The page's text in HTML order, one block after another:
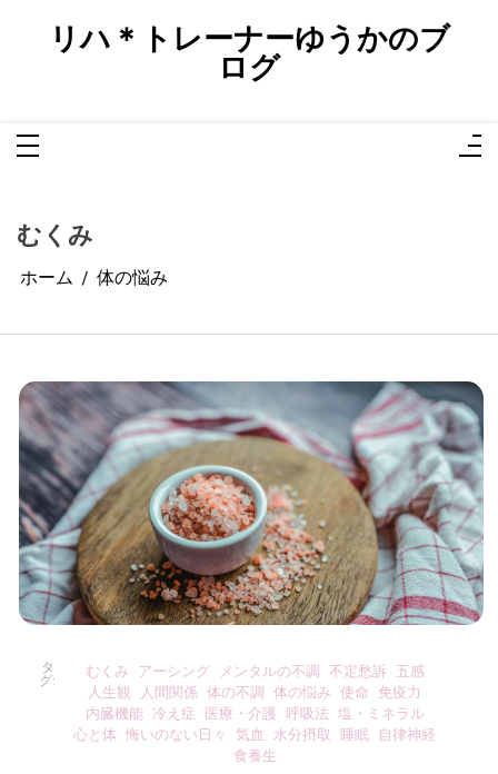
リハ＊トレーナーゆうかのブ
ログ
むくみ
ホーム 体の悩み
タ
グ:
むくみ アーシング メンタルの不調 不定愁訴
五感
人生観
人間関係 体の不調 体の悩み 使命
免疫力
内臓機能 冷え症 医療・介護 呼吸法 塩・ミネラル
心と体 悔いのない日々 気血 水分摂取 睡眠
自律神経
食養生